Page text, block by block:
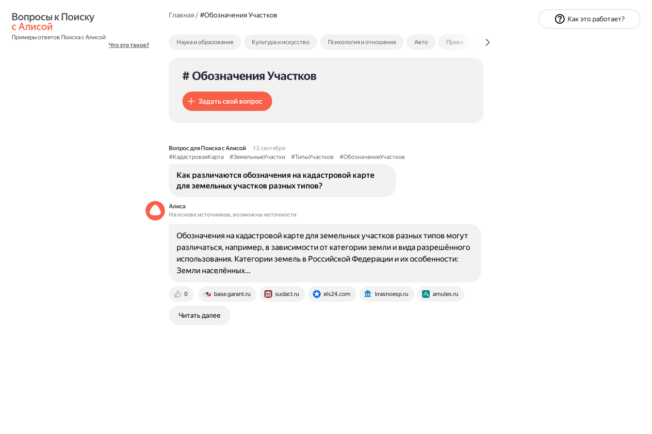
с Алисой
Примеры ответов Поиска с Алисой
Что это такое?
Главная/#Обозначения Участков
Наука и образование Культура и искусство Психология и отношения Авто Право Экономика и финансы
# Обозначения Участков
Задать свой вопрос
Вопрос для Поиска с Алисой
12 сентября
#КадастроваяКарта
#ЗемельныеУчастки #ТипыУчастков #ОбозначенияУчастков
Как различаются обозначения на кадастровой карте
для земельных участков разных типов?
Алиса
На основе источников, возможны неточности
0 base.garant.ru sudact.ru els24.com krasnoesp.ru amulex.ru
Обозначения на кадастровой карте для земельных участков разных типов могут
различаться, например, в зависимости от категории земли и вида разрешённого
использования. Категории земель в Российской Федерации и их особенности:
Земли населённых…
Читать далее
Как это работает?